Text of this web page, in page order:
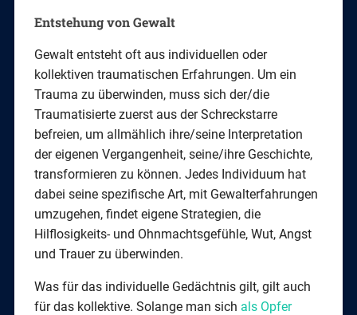
Entstehung von Gewalt
Gewalt entsteht oft aus individuellen oder
kollektiven traumatischen Erfahrungen. Um ein
Trauma zu überwinden, muss sich der/die
Traumatisierte zuerst aus der Schreckstarre
befreien, um allmählich ihre/seine Interpretation
der eigenen Vergangenheit, seine/ihre Geschichte,
transformieren zu können. Jedes Individuum hat
dabei seine spezifische Art, mit Gewalterfahrungen
umzugehen, findet eigene Strategien, die
Hilflosigkeits- und Ohnmachtsgefühle, Wut, Angst
und Trauer zu überwinden.
Was für das individuelle Gedächtnis gilt, gilt auch
für das kollektive. Solange man sich als Opfer